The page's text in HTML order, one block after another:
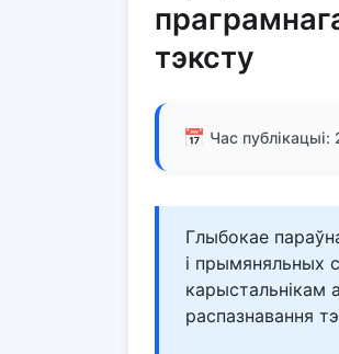
тэксту
📅 Час
Глыбокае
і прымяняльных
карыстальнікам
распазнавання